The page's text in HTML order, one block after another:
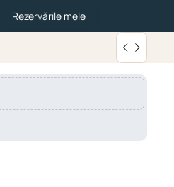
Rezervările mele